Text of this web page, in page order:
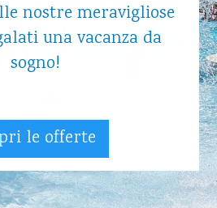
nostre meravigliose
una vacanza da
sogno!
le offerte